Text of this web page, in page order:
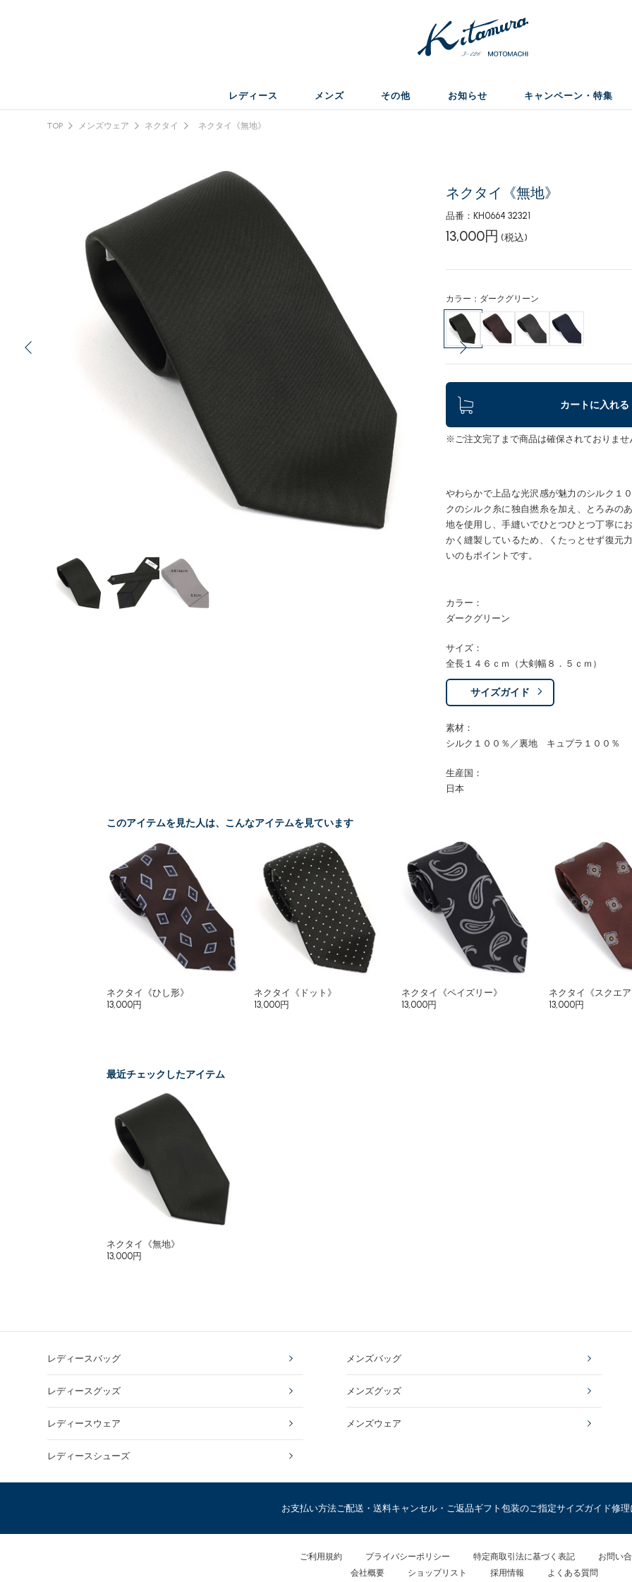
レディース メンズ その他 お知らせ キャンペーン・特集
TOP メンズウェア ネクタイ ネクタイ《無地》
ネクタイ《無地》
品番：KH0664 32321
13,000円 (税込)
カラー：ダークグリーン
カートに入れる
※ご注文完了まで商品は確保されておりませ
やわらかで上品な光沢感が魅力のシルク１
クのシルク糸に独自撚糸を加え、とろみの
地を使用し、手縫いでひとつひとつ丁寧に
かく縫製しているため、くたっとせず復元
いのもポイントです。
カラー：
ダークグリーン
サイズ：
全長１４６ｃｍ（大剣幅８．５ｃｍ）
サイズガイド
素材：
シルク１００％／裏地 キュプラ１００％
生産国：
日本
このアイテムを見た人は、こんなアイテムを見ています
ネクタイ《ひし形》
13,000円
ネクタイ《ドット》
13,000円
ネクタイ《ペイズリー》
13,000円
ネクタイ《スクエ
13,000円
最近チェックしたアイテム
ネクタイ《無地》
13,000円
レディースバッグ
レディースグッズ
レディースウェア
レディースシューズ
メンズバッグ
メンズグッズ
メンズウェア
お支払い方法ご配送・送料キャンセル・ご返品ギフト包装のご指定サイズガイド修理
ご利用規約 プライバシーポリシー 特定商取引法に基づく表記
お問い
会社概要
ショップリスト 採用情報 よくある質問